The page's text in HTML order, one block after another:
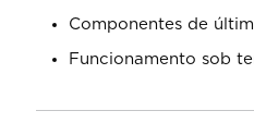
Componentes de
Funcionamento sob